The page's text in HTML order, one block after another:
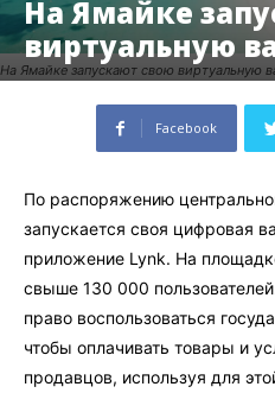
На Ямайке запускают свою виртуальную
На Ямайке
виртуальную
Facebook
По распоряжению
запускается своя цифровая
приложение Lynk. На
свыше 130 000
право воспользоваться
чтобы оплачивать товары и
продавцов, используя для